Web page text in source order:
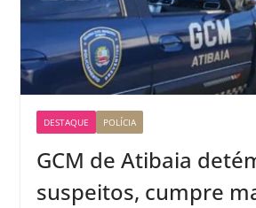
DESTAQUE POLÍCIA
GCM de Atibaia
suspeitos, cumpre